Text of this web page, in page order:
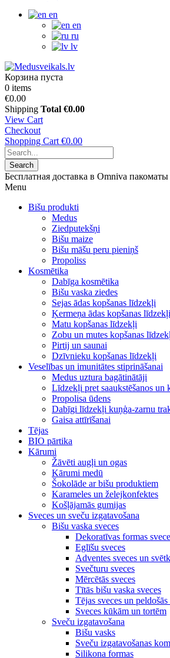
en
en
ru
lv
Корзина пуста
0 items
€0.00
Shipping Total €0.00
View Cart
Checkout
Shopping Cart €0.00
Search
Бесплатная доставка в Omniva
Menu
Bišu produkti
Medus
Ziedputekšņi
Bišu maize
Bišu māšu peru pieniņš
Propoliss
Kosmētika
Dabīga kosmētika
Bišu vaska ziedes
Sejas ādas kopšanas līdzekļi
Ķermeņa ādas kopšanas līdzekļi
Matu kopšanas līdzekļi
Zobu un mutes kopšanas
Pirtij un saunai
Dzīvnieku kopšanas līdzekļi
Veselības un imunitātes stiprināšanai
Medus uztura bagātinātāji
Līdzekļi pret saaukstēšanos un
Propolisa ūdens
Dabīgi līdzekļi kuņģa-zarnu
Gaisa attīrīšanai
Tējas
BIO pārtika
Kārumi
Žāvēti augļi un ogas
Kārumi medū
Šokolāde ar bišu produktiem
Karameles un želejkonfektes
Košļājamās gumijas
Sveces un sveču izgatavošana
Bišu vaska sveces
Dekoratīvas formas
Eglīšu sveces
Adventes sveces un
Svečturu sveces
Mērcētās sveces
Tītās bišu vaska sveces
Tējas sveces un peldošās
Sveces kūkām un tortēm
Sveču izgatavošana
Bišu vasks
Sveču izgatavošanas
Silikona formas